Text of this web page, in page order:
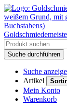
Suche durchführen
Suche
Artikel
Mein Konto
Warenkorb